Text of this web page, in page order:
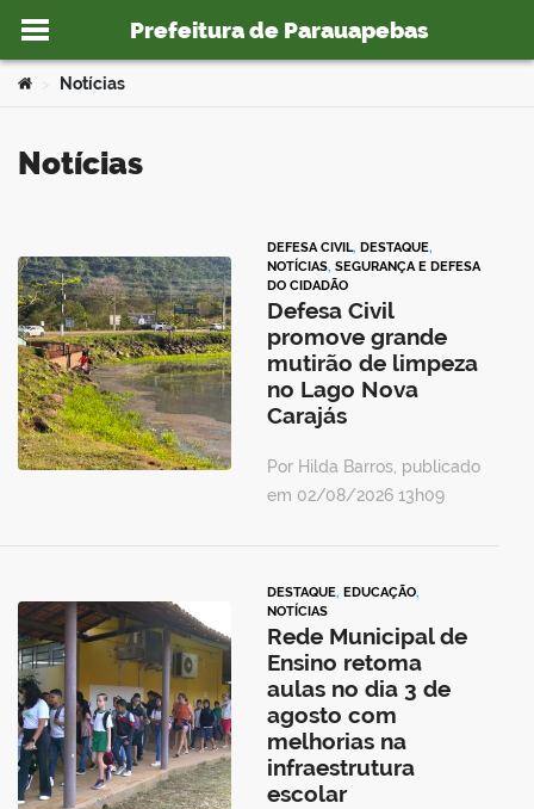
Ir para o conteúdo
Prefeitura de Parauapebas
Você está aqui:
Notícias
Notícias
DEFESA CIVIL, DESTAQUE,
NOTÍCIAS, SEGURANÇA E DEFESA
DO CIDADÃO
Defesa Civil
promove grande
mutirão de limpeza
no Lago Nova
Carajás
Por Hilda Barros, publicado
em 02/08/2026 13h09
DESTAQUE, EDUCAÇÃO,
NOTÍCIAS
Rede Municipal de
Ensino retoma
aulas no dia 3 de
agosto com
melhorias na
infraestrutura
escolar